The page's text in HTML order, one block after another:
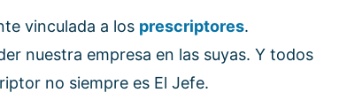
vinculada a los prescriptores.
nuestra empresa en las suyas. Y todos
no siempre es El Jefe.